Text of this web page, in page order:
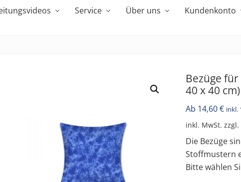
Service Über uns Kundenkonto
Bezüge
40 x 40 cm)
Ab 14,60€ inkl.
inkl. MwSt. zzgl.
Die Bezüge
Stoffmustern
Bitte wählen